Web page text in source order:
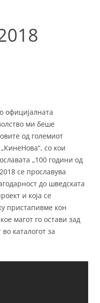
официјалната
ми беше
од големиот
со кои
„100 години од
се прославува
до шведската
и која се
пристапивме кон
магот го остави зад
каталогот за